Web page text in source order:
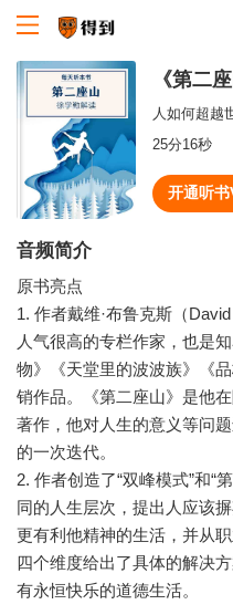
《第二
25分16秒
开通听书
音频简介
原书亮点
1. 作者戴维·布鲁克斯（
人气很高的专栏作家，也是
物》《天堂里的波波族》《
销作品。《第二座山》是他
著作，他对人生的意义等问
的一次迭代。
2. 作者创造了“双峰模式”和“
同的人生层次，提出人应该
更有利他精神的生活，并从
四个维度给出了具体的解决